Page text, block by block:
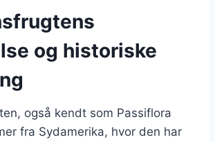
og historiske
også kendt som Passiflora
fra Sydamerika, hvor den har